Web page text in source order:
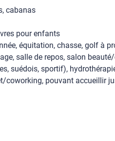
cabanas
pour enfants
équitation, chasse, golf à
salle de repos, salon
suédois, sportif),
pouvant accueillir